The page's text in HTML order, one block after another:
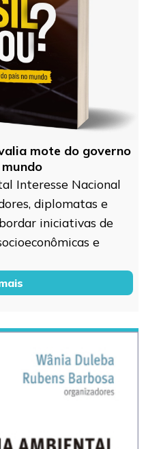
mote do governo
Interesse Nacional
diplomatas e
iniciativas de
e